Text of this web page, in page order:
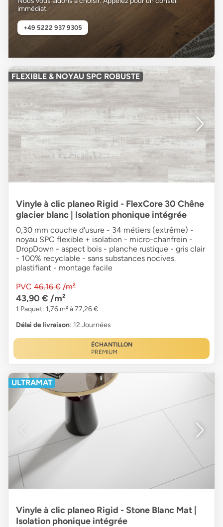
immédiat.
+49 5222 937 9305
FLEXIBLE & NOYAU SPC ROBUSTE
Vinyle à clic planeo Rigid - FlexCore 30 Chêne
glacier blanc | Isolation phonique intégrée
0,30 mm couche d'usure - 34 métiers (extrême) -
noyau SPC flexible + isolation - micro-chanfrein -
DropDown - aspect bois - planche rustique - gris clair
- 100% recyclable - sans substances nocives.
plastifiant - montage facile
PVC 46,16 € /m²
43,90 € /m²
1 Paquet: 1,76 m² à 77,26 €
Délai de livraison: 12 Journées
ÉCHANTILLON
PREMIUM
ULTRAMAT
Vinyle à clic planeo Rigid - Stone Blanc Mat |
Isolation phonique intégrée